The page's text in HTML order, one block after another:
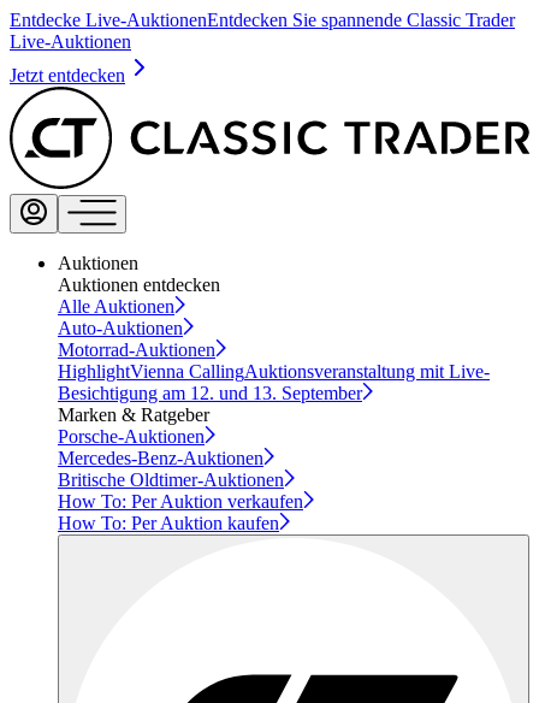
Entdecke Live-AuktionenEntdecken Sie spannende Classic Trader
Live-Auktionen
Jetzt entdecken
Auktionen
Auktionen entdecken
Alle Auktionen
Auto-Auktionen
Motorrad-Auktionen
HighlightVienna CallingAuktionsveranstaltung mit Live-
Besichtigung am 12. und 13. September
Marken & Ratgeber
Porsche-Auktionen
Mercedes-Benz-Auktionen
Britische Oldtimer-Auktionen
How To: Per Auktion verkaufen
How To: Per Auktion kaufen